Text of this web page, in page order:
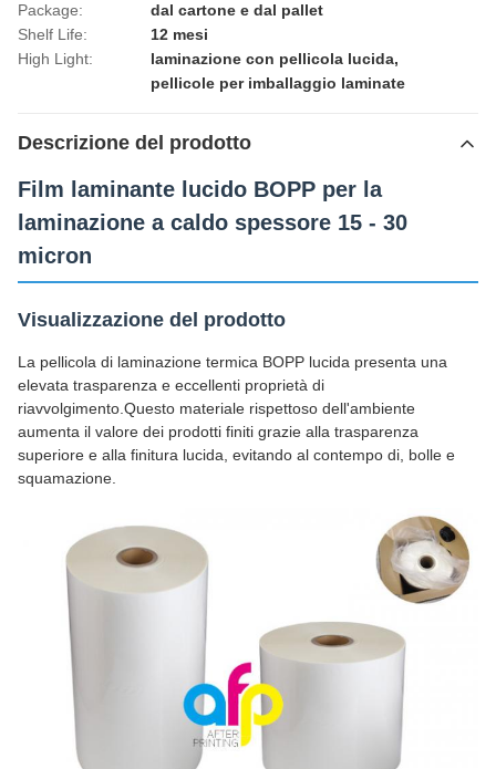
Package:
dal cartone e dal pallet
Shelf Life:
12 mesi
High Light:
laminazione con pellicola lucida,
pellicole per imballaggio laminate
Descrizione del prodotto
Film laminante lucido BOPP per la
laminazione a caldo spessore 15 - 30
micron
Visualizzazione del prodotto
La pellicola di laminazione termica BOPP lucida presenta una
elevata trasparenza e eccellenti proprietà di
riavvolgimento.Questo materiale rispettoso dell'ambiente
aumenta il valore dei prodotti finiti grazie alla trasparenza
superiore e alla finitura lucida, evitando al contempo di, bolle e
squamazione.